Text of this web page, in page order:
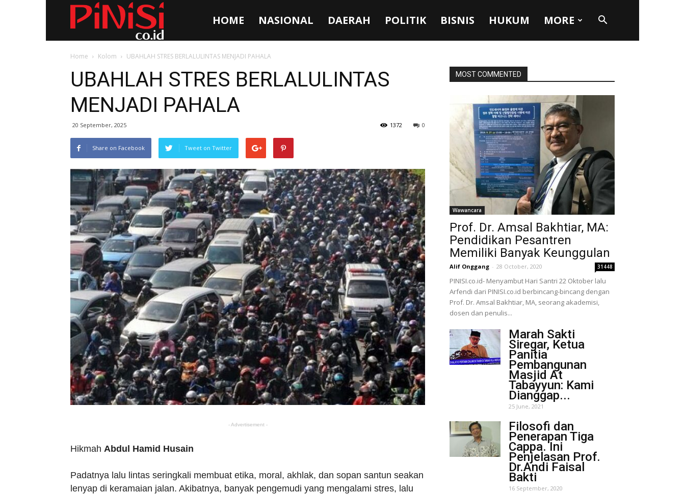
HOME NASIONAL DAERAH POLITIK BISNIS HUKUM MORE
Home Kolom UBAHLAH STRES BERLALULINTAS MENJADI PAHALA
UBAHLAH STRES BERLALULINTAS
MENJADI PAHALA
20 September, 2025 0
1372
Share on Facebook Tweet on Twitter
- Advertisement -
Hikmah Abdul Hamid Husain
Padatnya lalu lintas seringkali membuat etika, moral, akhlak, dan sopan santun seakan
lenyap di keramaian jalan. Akibatnya, banyak pengemudi yang mengalami stres, lalu
MOST COMMENTED
Wawancara
Prof. Dr. Amsal Bakhtiar, MA:
Pendidikan Pesantren
Memiliki Banyak Keunggulan
Alif Onggang - 28 October, 2020 31448
PINISI.co.id- Menyambut Hari Santri 22 Oktober lalu
Arfendi dari PINISI.co.id berbincang-bincang dengan
Prof. Dr. Amsal Bakhtiar, MA, seorang akademisi,
dosen dan penulis...
Marah Sakti
Siregar, Ketua
Panitia
Pembangunan
Masjid At
Tabayyun: Kami
Dianggap...
25 June, 2021
Filosofi dan
Penerapan Tiga
Cappa. Ini
Penjelasan Prof.
Dr.Andi Faisal
Bakti
16 September, 2020